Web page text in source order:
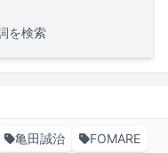
を検索
亀田誠治
FOMARE